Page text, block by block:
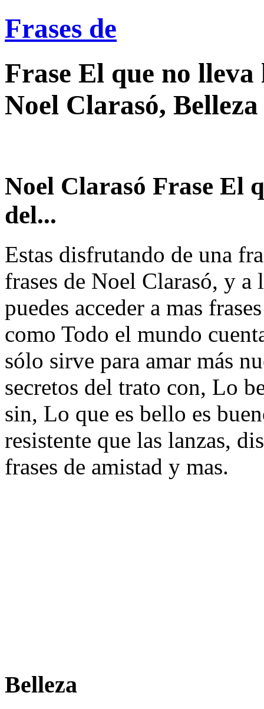
Frases de
Frase El que no
Noel Clarasó, Belleza
Noel Clarasó Frase El
del...
Estas disfrutando de una
frases de Noel Clarasó, y a
puedes acceder a mas
como Todo el mundo
sólo sirve para amar más
secretos del trato con, Lo
sin, Lo que es bello es
resistente que las lanzas,
frases de amistad y mas.
Belleza